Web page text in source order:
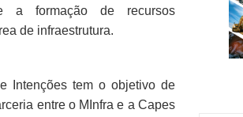
a formação de recursos
de infraestrutura.
Intenções tem o objetivo de
entre o MInfra e a Capes